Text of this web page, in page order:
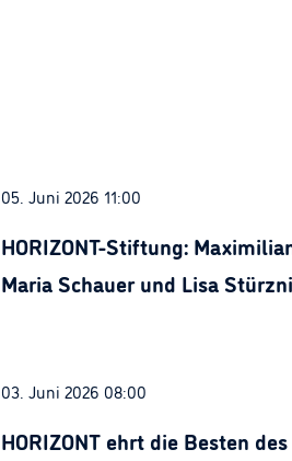
05. Juni 2026 11:00
HORIZONT-Stiftung:
Maria Schauer und Lisa
03. Juni 2026 08:00
HORIZONT ehrt die Besten